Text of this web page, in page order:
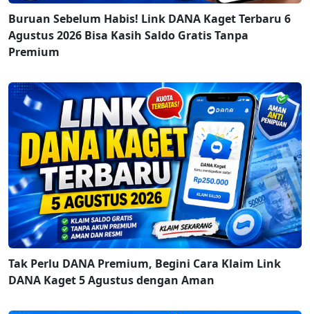
Buruan Sebelum Habis! Link DANA Kaget Terbaru 6
Agustus 2026 Bisa Kasih Saldo Gratis Tanpa
Premium
Tak Perlu DANA Premium, Begini Cara Klaim Link
DANA Kaget 5 Agustus dengan Aman